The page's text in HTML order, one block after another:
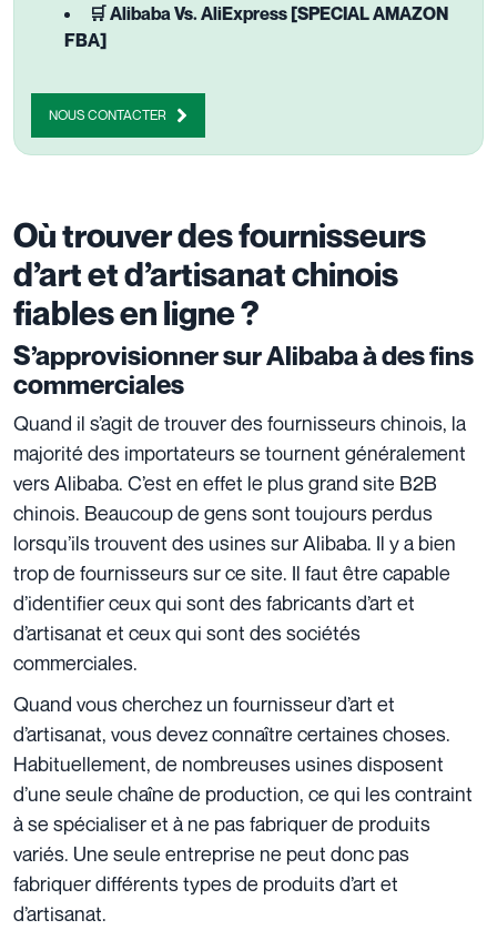
🛒 Alibaba Vs. AliExpress [SPECIAL AMAZON
FBA]
NOUS CONTACTER
Où trouver des fournisseurs
d’art et d’artisanat chinois
fiables en ligne ?
S’approvisionner sur Alibaba à des fins
commerciales
Quand il s’agit de trouver des fournisseurs chinois, la
majorité des importateurs se tournent généralement
vers Alibaba. C’est en effet le plus grand site B2B
chinois. Beaucoup de gens sont toujours perdus
lorsqu’ils trouvent des usines sur Alibaba. Il y a bien
trop de fournisseurs sur ce site. Il faut être capable
d’identifier ceux qui sont des fabricants d’art et
d’artisanat et ceux qui sont des sociétés
commerciales.
Quand vous cherchez un fournisseur d’art et
d’artisanat, vous devez connaître certaines choses.
Habituellement, de nombreuses usines disposent
d’une seule chaîne de production, ce qui les contraint
à se spécialiser et à ne pas fabriquer de produits
variés. Une seule entreprise ne peut donc pas
fabriquer différents types de produits d’art et
d’artisanat.